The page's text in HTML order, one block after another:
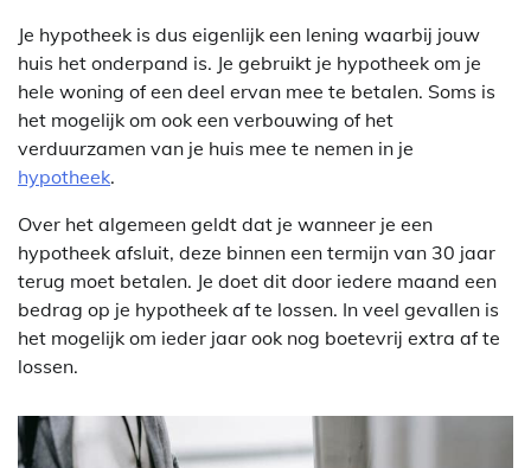
Je hypotheek is dus eigenlijk een lening waarbij jouw
huis het onderpand is. Je gebruikt je hypotheek om je
hele woning of een deel ervan mee te betalen. Soms is
het mogelijk om ook een verbouwing of het
verduurzamen van je huis mee te nemen in je
hypotheek.
Over het algemeen geldt dat je wanneer je een
hypotheek afsluit, deze binnen een termijn van 30 jaar
terug moet betalen. Je doet dit door iedere maand een
bedrag op je hypotheek af te lossen. In veel gevallen is
het mogelijk om ieder jaar ook nog boetevrij extra af te
lossen.